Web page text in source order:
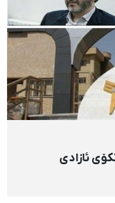
ئازادی